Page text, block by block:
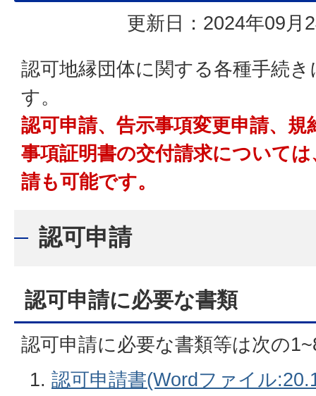
更新日：2024年09月
認可地縁団体に関する各種手続
す。
認可申請、告示事項変更申請、規
事項証明書の交付請求について
請も可能です。
認可申請
認可申請に必要な書類
認可申請に必要な書類等は次の
認可申請書(Wordファイル